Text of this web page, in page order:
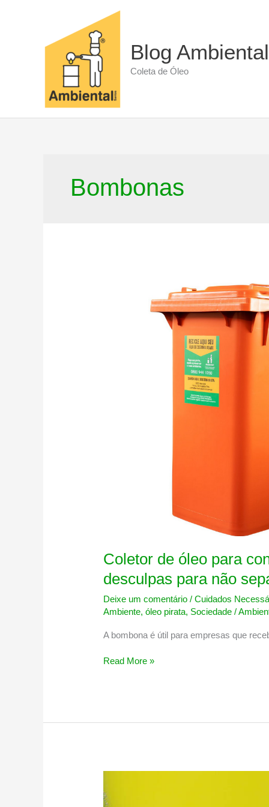
Blog Ambiental
Coleta de Óleo
Bombonas
Coletor de óleo para
desculpas para não
Deixe um comentário /Cuidados
Ambiente,óleo pirata, Sociedade /
A bombona é útil para empresas que
Coletor
não
para
não
separar
Read More »